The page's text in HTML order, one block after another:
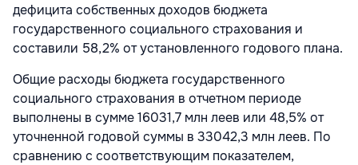
дефицита собственных доходов бюджета
государственного социального страхования и
составили 58,2% от установленного годового плана.
Общие расходы бюджета государственного
социального страхования в отчетном периоде
выполнены в сумме 16031,7 млн леев или 48,5% от
уточненной годовой суммы в 33042,3 млн леев. По
сравнению с соответствующим показателем,